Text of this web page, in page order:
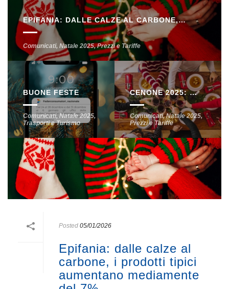
EPIFANIA: DALLE CALZE AL CARBONE, I PRODOTTI TIPICI AUMENTANO MEDIAMENTE DEL 7%.
Comunicati, Natale 2025,Prezzi e Tariffe
BUONE FESTE
Comunicati,Natale 2025,
Trasporti e Turismo
CENONE 2025: IL COSTO DEL MENU AUMENTA DEL +5% PER LA VIGILIA DI NATALE E DEL +2% PER CAPODANNO. IL 31% DELLE FAMIGLIE RIDURRÀ DI ALMENO UNA PORTATA IL CLASSICO CENONE.
Comunicati,Natale 2025,
Prezzi e Tariffe
Posted 05/01/2026
Epifania: dalle calze al
carbone, i prodotti tipici
aumentano mediamente